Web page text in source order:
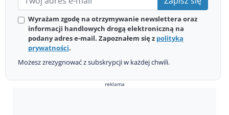
Wyrażam zgodę na otrzymywanie newslettera oraz
informacji handlowych drogą elektroniczną na
podany adres e-mail. Zapoznałem się z polityką
prywatności.
Możesz zrezygnować z subskrypcji w każdej chwili.
reklama